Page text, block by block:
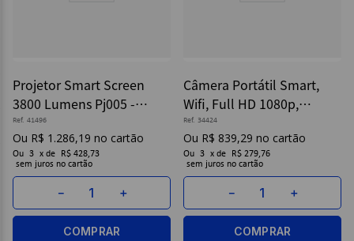
Projetor Smart Screen
3800 Lumens Pj005 -
Multilaser
Ref. 41496
R$ 1 .286,19
Ou 3 x de
R$ 428,73
sem juros
＋
－
COMPRAR
Câmera Portátil Smart,
Wifi, Full HD 1080p,
Branco - SE227 -
Multilaser
Ref. 34424
R$ 839,29
Ou 3 x de
R$ 279,76
sem juros
＋
－
COMPRAR